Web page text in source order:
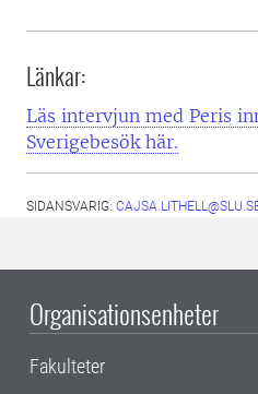
Länkar:
Läs intervjun med Peris
Sverigebesök här.
SIDANSVARIG:
Organisationsenheter
Fakulteter